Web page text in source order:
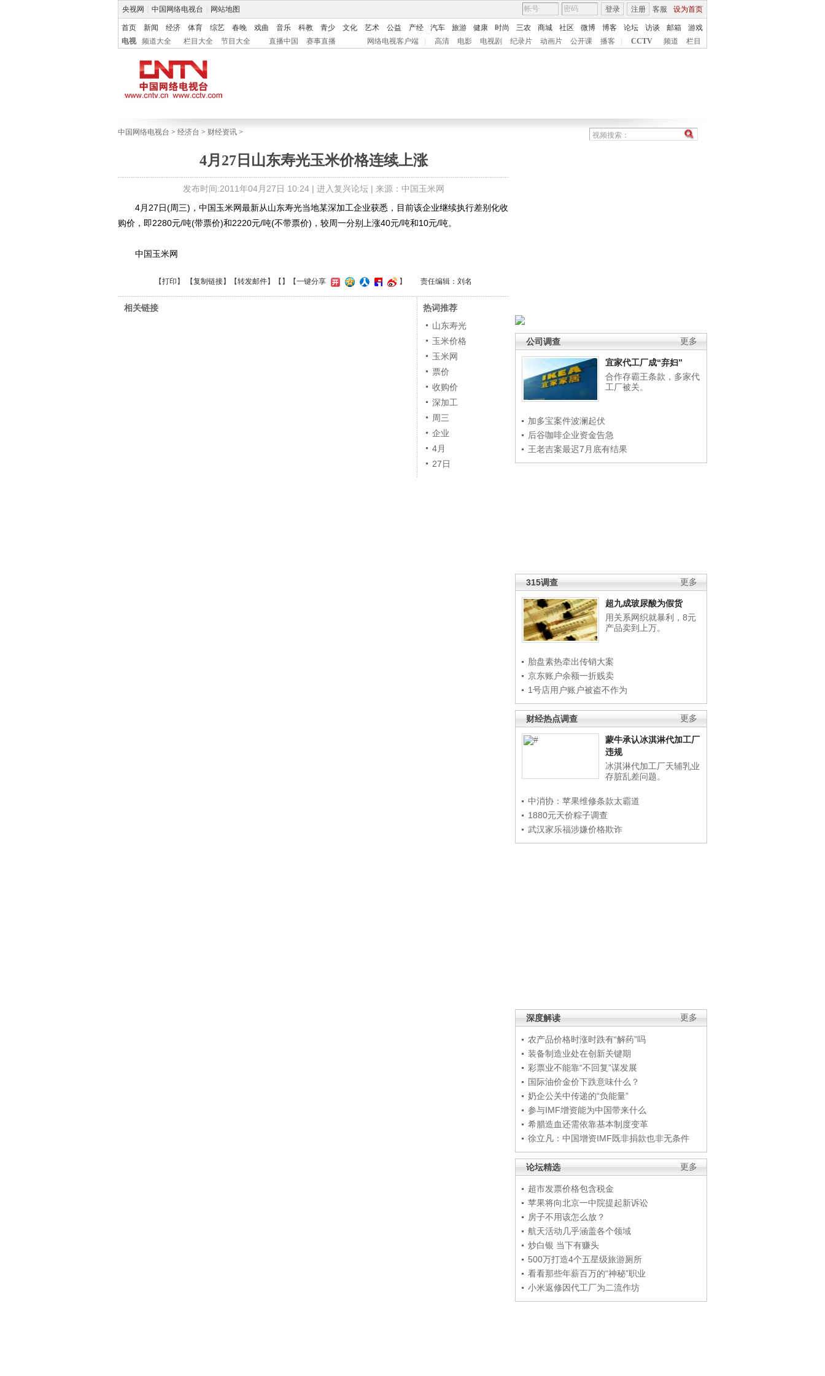
央视网 中国网络电视台 网站地图 客服 设为首页
登录 注册
首页 新闻 经济 体育 综艺 春晚 戏曲 音乐 科教 青少 文化 艺术 公益 产经 汽车 旅游 健康 时尚 三农 商城 社区 微博 博客 论坛 访谈 邮箱
游戏
电视
频道大全 栏目大全 节目大全 直播中国 赛事直播 网络电视客户端 高清 电影 电视剧 纪录片 动画片 公开课 播客 CCTV 频道 栏目
中国网络电视台 > 经济台 > 财经资讯 >
4月27日山东寿光玉米价格连续上涨
发布时间:2011年04月27日 10:24 | 进入复兴论坛| 来源：中国玉米网
更多
公司调查
宜家代工厂成“弃妇”
合作存霸王条款，多家代
工厂被关。
加多宝案件波澜起伏
后谷咖啡企业资金告急
王老吉案最迟7月底有结果
更多
315调查
超九成玻尿酸为假货
用关系网织就暴利，8元
产品卖到上万。
胎盘素热牵出传销大案
京东账户余额一折贱卖
1号店用户账户被盗不作为
更多
财经热点调查
蒙牛承认冰淇淋代加工厂
违规
冰淇淋代加工厂天辅乳业
存脏乱差问题。
中消协：苹果维修条款太霸道
1880元天价粽子调查
武汉家乐福涉嫌价格欺诈
更多
深度解读
农产品价格时涨时跌有“解药”吗
装备制造业处在创新关键期
彩票业不能靠“不回复”谋发展
国际油价金价下跌意味什么？
奶企公关中传递的“负能量”
参与IMF增资能为中国带来什么
希腊造血还需依靠基本制度变革
徐立凡：中国增资IMF既非捐款也非无条件
更多
论坛精选
超市发票价格包含税金
苹果将向北京一中院提起新诉讼
房子不用该怎么放？
航天活动几乎涵盖各个领域
炒白银 当下有赚头
500万打造4个五星级旅游厕所
看看那些年薪百万的“神秘”职业
小米返修因代工厂为二流作坊
4月27日(周三)，中国玉米网最新从山东寿光当地某深加工企业获悉，目前该企业继续执行差别化收
购价，即2280元/吨(带票价)和2220元/吨(不带票价)，较周一分别上涨40元/吨和10元/吨。
中国玉米网
【打印 】 【复制链接】【转发邮件】【 】 【一键分享 】 责任编辑：刘名
相关链接
热词推荐
山东寿光
玉米价格
玉米网
票价
收购价
深加工
周三
企业
4月
27日